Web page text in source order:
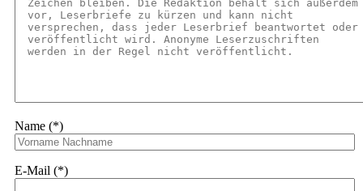
Name (*)
E-Mail (*)